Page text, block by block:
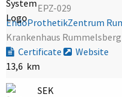
EPZ-029
EndoProthetikZentrum
Krankenhaus
Certificate
Website
13,6 km
SEK